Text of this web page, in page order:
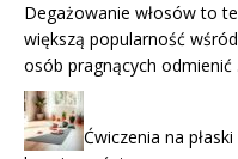
Degażowanie włosów to
większą popularność
osób pragnących odmienić
Ćwiczenia na